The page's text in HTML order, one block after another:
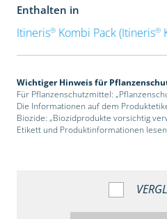
Enthalten in
Itineris®Kombi Pack (Itineris®
Wichtiger Hinweis für
Für Pflanzenschutzmittel:
Die Informationen auf dem
Biozide: „Biozidprodukte vorsichtig
Etikett und Produktinformationen